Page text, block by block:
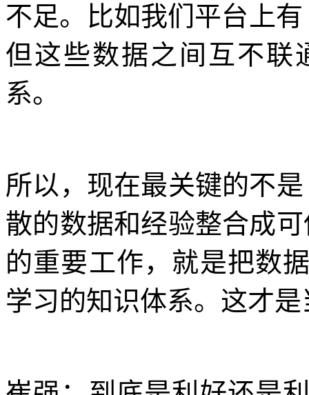
不足。比如我们平台上
但这些数据之间互不联
系。
所以，现在最关键的不
散的数据和经验整合成
的重要工作，就是把数
学习的知识体系。这才